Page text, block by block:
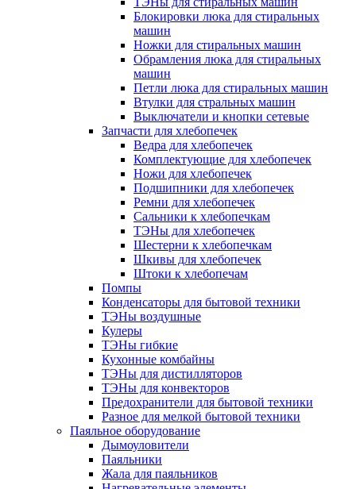
Блокировки люка для стиральных
машин
Ножки для стиральных машин
Обрамления люка для стиральных
машин
Петли люка для стиральных машин
Втулки для стральных машин
Выключатели и кнопки сетевые
Запчасти для хлебопечек
Ведра для хлебопечек
Комплектующие для хлебопечек
Ножи для хлебопечек
Подшипники для хлебопечек
Ремни для хлебопечек
Сальники к хлебопечкам
ТЭНы для хлебопечек
Шестерни к хлебопечкам
Шкивы для хлебопечек
Штоки к хлебопечам
Помпы
Конденсаторы для бытовой техники
ТЭНы воздушные
Кулеры
ТЭНы гибкие
Кухонные комбайны
ТЭНы для дистилляторов
ТЭНы для конвекторов
Предохранители для бытовой техники
Разное для мелкой бытовой техники
Паяльное оборудование
Дымоуловители
Паяльники
Жала для паяльников